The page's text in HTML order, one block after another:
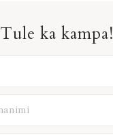
Tule ka kampa!